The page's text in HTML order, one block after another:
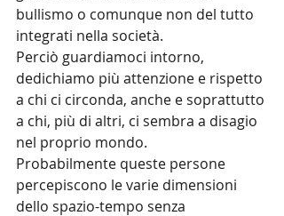
bullismo o comunque non del tutto
integrati nella società.
Perciò guardiamoci intorno,
dedichiamo più attenzione e rispetto
a chi ci circonda, anche e soprattutto
a chi, più di altri, ci sembra a disagio
nel proprio mondo.
Probabilmente queste persone
percepiscono le varie dimensioni
dello spazio-tempo senza